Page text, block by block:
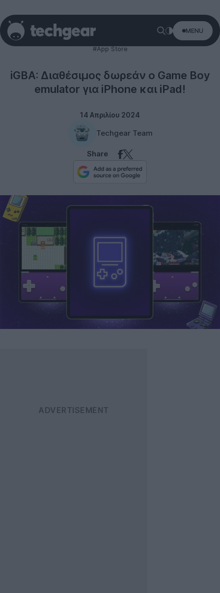
MENU
#App Store
iGBA: Διαθέσιμος δωρεάν ο Game Boy
emulator για iPhone και iPad!
14 Απριλίου 2024
Techgear Team
Share